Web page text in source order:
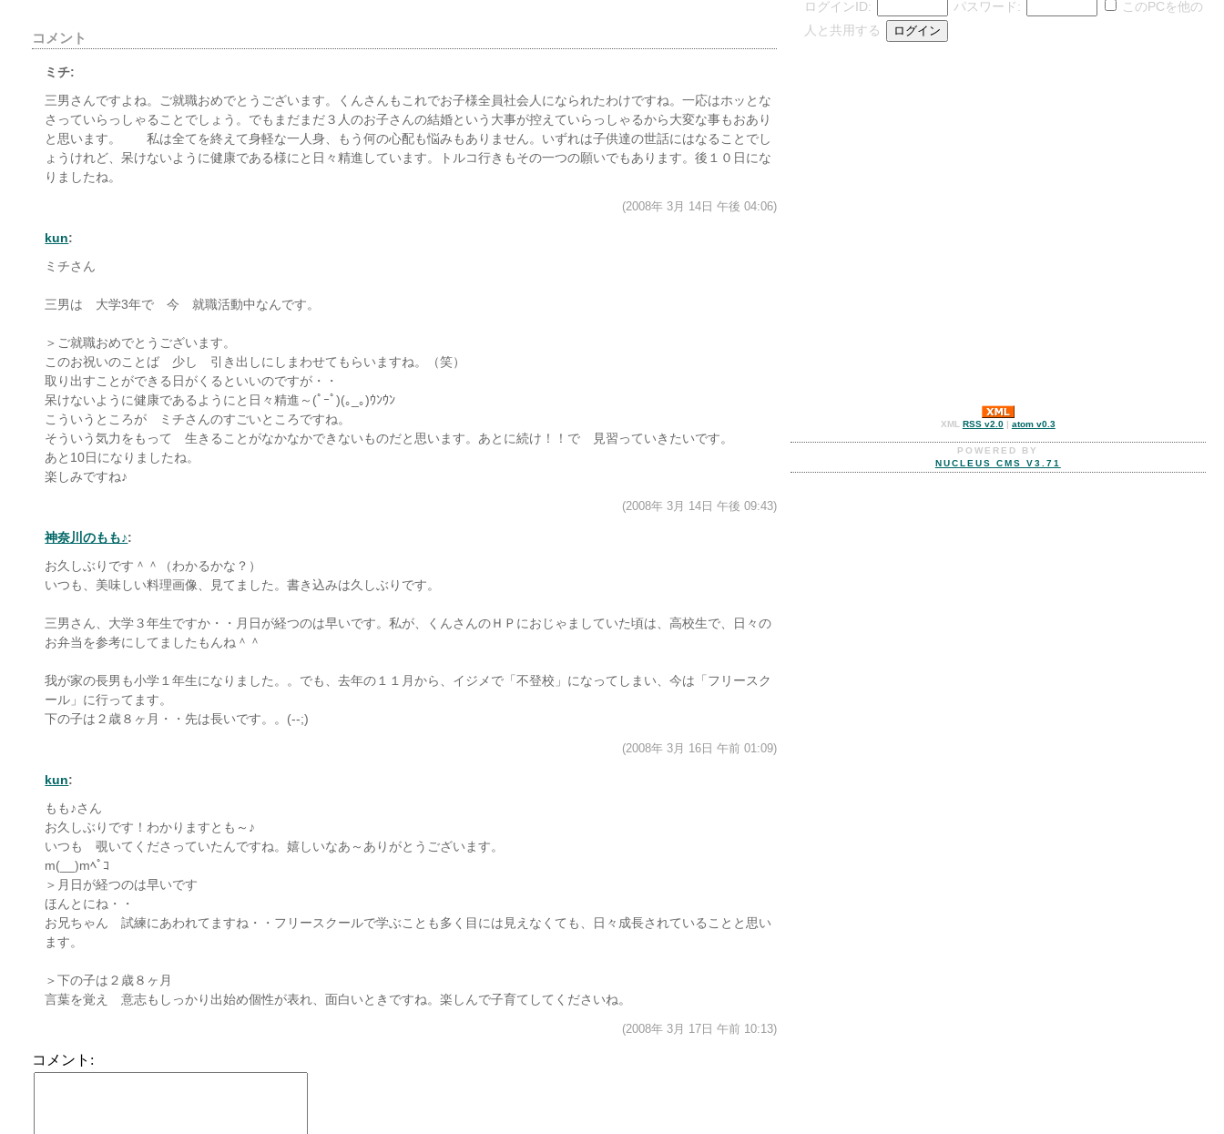
コメント
ミチ:
三男さんですよね。ご就職おめでとうございます。くんさんもこれでお子様全員社会人になられたわけですね。一応はホッとな
さっていらっしゃることでしょう。でもまだまだ３人のお子さんの結婚という大事が控えていらっしゃるから大変な事もおあり
と思います。 私は全てを終えて身軽な一人身、もう何の心配も悩みもありません。いずれは子供達の世話にはなることでし
ょうけれど、呆けないように健康である様にと日々精進しています。トルコ行きもその一つの願いでもあります。後１０日にな
りましたね。
(2008年 3月 14日 午後 04:06)
kun:
ミチさん
三男は 大学3年で 今 就職活動中なんです。
＞ご就職おめでとうございます。
このお祝いのことば 少し 引き出しにしまわせてもらいますね。（笑）
取り出すことができる日がくるといいのですが・・
呆けないように健康であるようにと日々精進～(ﾟｰﾟ)(｡_｡)ｳﾝｳﾝ
こういうところが ミチさんのすごいところですね。
そういう気力をもって 生きることがなかなかできないものだと思います。あとに続け！！で 見習っていきたいです。
あと10日になりましたね。
楽しみですね♪
(2008年 3月 14日 午後 09:43)
神奈川のもも♪:
お久しぶりです＾＾（わかるかな？）
いつも、美味しい料理画像、見てました。書き込みは久しぶりです。
三男さん、大学３年生ですか・・月日が経つのは早いです。私が、くんさんのＨＰにおじゃましていた頃は、高校生で、日々の
お弁当を参考にしてましたもんね＾＾
我が家の長男も小学１年生になりました。。でも、去年の１１月から、イジメで「不登校」になってしまい、今は「フリースク
ール」に行ってます。
下の子は２歳８ヶ月・・先は長いです。。(--;)
(2008年 3月 16日 午前 01:09)
kun:
もも♪さん
お久しぶりです！わかりますとも～♪
いつも 覗いてくださっていたんですね。嬉しいなあ～ありがとうございます。
m(__)mﾍﾟｺ
＞月日が経つのは早いです
ほんとにね・・
お兄ちゃん 試練にあわれてますね・・フリースクールで学ぶことも多く目には見えなくても、日々成長されていることと思い
ます。
＞下の子は２歳８ヶ月
言葉を覚え 意志もしっかり出始め個性が表れ、面白いときですね。楽しんで子育てしてくださいね。
(2008年 3月 17日 午前 10:13)
コメント:
ログインID: パスワード:
このPCを他の
人と共用する
XML RSS v2.0| atom v0.3
POWERED BY
NUCLEUS CMS V3.71